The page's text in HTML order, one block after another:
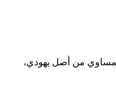
سبتمبر 1939) طبيب نمساوي من أصل يهودي،